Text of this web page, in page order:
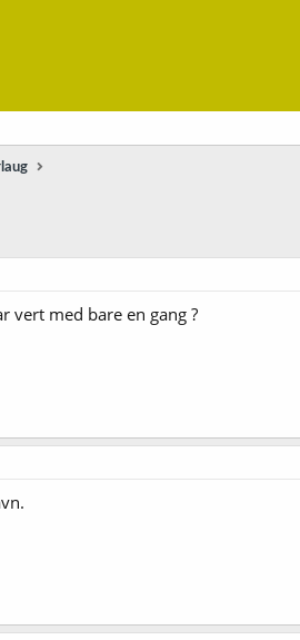
vert med bare en gang ?